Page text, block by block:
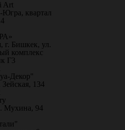
Art
квартал
г. Бишкек, ул.
комплекс
Г3
Декор"
134
Мухина, 94